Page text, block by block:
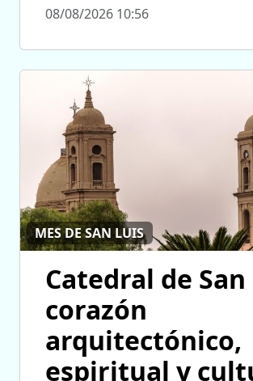
08/08/2026 10:56
MES DE SAN LUIS
Catedral de
corazón
arquitectónico,
espiritual y